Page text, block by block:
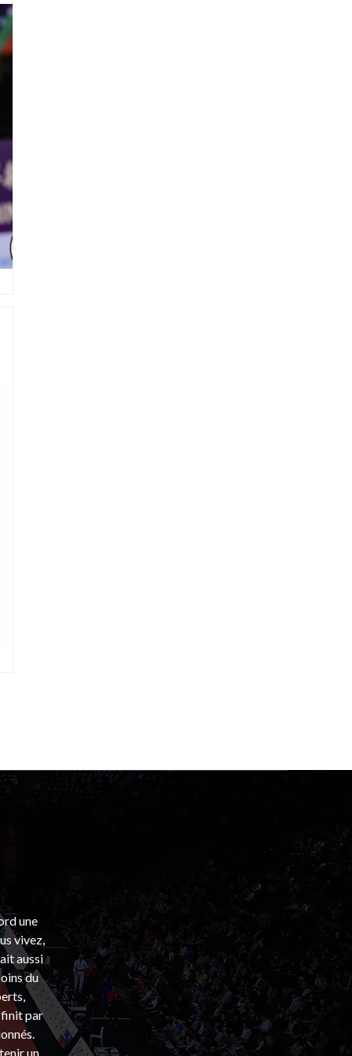
une
vivez,
aussi
du
finit par
un